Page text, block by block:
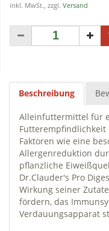
inkl. MwSt., zzgl. Versand
Beschreibung
Alleinfuttermittel für
Faktoren wie eine
Allergenreduktion
pflanzliche
Dr.Clauder's Pro
Wirkung seiner
fördern, das
Verdauungsapparat